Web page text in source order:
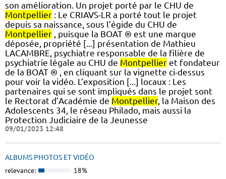
son amélioration. Un projet porté par le CHU de
Montpellier : Le CRIAVS-LR a porté tout le projet
depuis sa naissance, sous l’égide du CHU de
Montpellier , puisque la BOAT ® est une marque
déposée, propriété [...] présentation de Mathieu
LACAMBRE, psychiatre responsable de la filière de
psychiatrie légale au CHU de Montpellier et fondateur
de la BOAT ® , en cliquant sur la vignette ci-dessus
pour voir la vidéo. L’exposition [...] locaux : Les
partenaires qui se sont impliqués dans le projet sont
le Rectorat d’Académie de Montpellier, la Maison des
Adolescents 34, le réseau Philado, mais aussi la
Protection Judiciaire de la Jeunesse
09/01/2023 12:48
ALBUMS PHOTOS ET VIDÉO
relevance: 18%